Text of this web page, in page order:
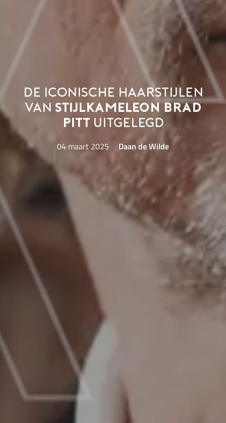
De iconische haarstijlen
van stijlkameleon Brad
Pitt uitgelegd
04 maart 2025 Daan de Wilde